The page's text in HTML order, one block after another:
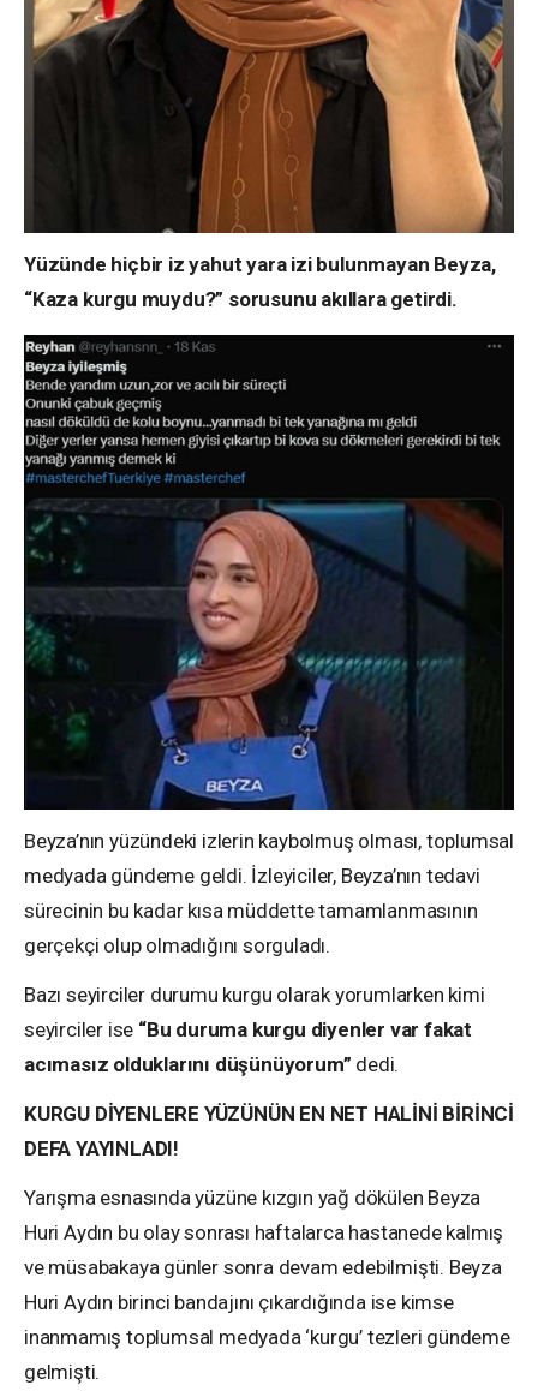
Yüzünde hiçbir iz yahut yara izi bulunmayan Beyza,
“Kaza kurgu muydu?” sorusunu akıllara getirdi.
Beyza’nın yüzündeki izlerin kaybolmuş olması, toplumsal
medyada gündeme geldi. İzleyiciler, Beyza’nın tedavi
sürecinin bu kadar kısa müddette tamamlanmasının
gerçekçi olup olmadığını sorguladı.
Bazı seyirciler durumu kurgu olarak yorumlarken kimi
seyirciler ise “Bu duruma kurgu diyenler var fakat
acımasız olduklarını düşünüyorum” dedi.
KURGU DİYENLERE YÜZÜNÜN EN NET HALİNİ BİRİNCİ
DEFA YAYINLADI!
Yarışma esnasında yüzüne kızgın yağ dökülen Beyza
Huri Aydın bu olay sonrası haftalarca hastanede kalmış
ve müsabakaya günler sonra devam edebilmişti. Beyza
Huri Aydın birinci bandajını çıkardığında ise kimse
inanmamış toplumsal medyada ‘kurgu’ tezleri gündeme
gelmişti.